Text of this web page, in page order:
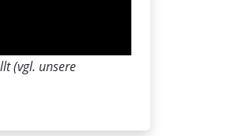
(vgl. unsere